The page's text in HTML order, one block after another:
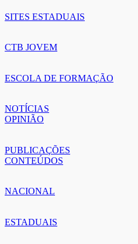
SITES ESTADUAIS
CTB JOVEM
ESCOLA DE FORMAÇÃO
NOTÍCIAS
OPINIÃO
PUBLICAÇÕES
CONTEÚDOS
NACIONAL
ESTADUAIS